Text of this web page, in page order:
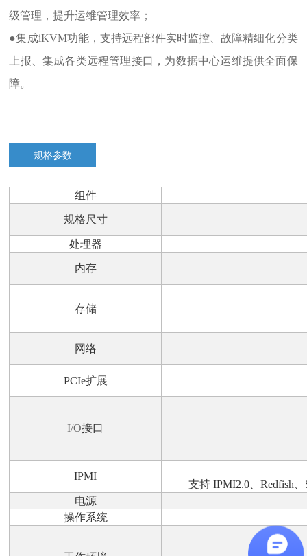
级管理，提升运维管理效率；
●集成iKVM功能，支持远程部件实时监控、故障精细化分类
上报、集成各类远程管理接口，为数据中心运维提供全面保
障。
规格参数
组件
规格尺寸
处理器
内存
存储
网络
PCIe扩展
I/O接口
IPMI
支持IPMI2.0、 Redfish
电源
操作系统